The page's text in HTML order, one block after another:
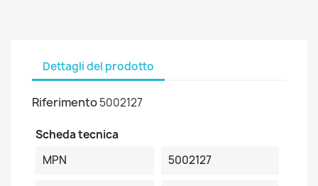
Dettagli del prodotto
Riferimento5002127
Scheda tecnica
MPN
5002127